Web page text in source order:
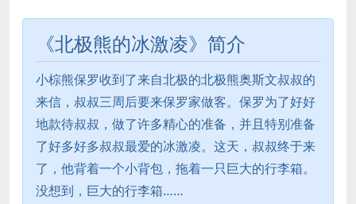
《北极熊的冰激凌》简介
小棕熊保罗收到了来自北极的北极熊奥斯文叔叔的
来信，叔叔三周后要来保罗家做客。保罗为了好好
地款待叔叔，做了许多精心的准备，并且特别准备
了好多好多叔叔最爱的冰激凌。这天，叔叔终于来
了，他背着一个小背包，拖着一只巨大的行李箱。
没想到，巨大的行李箱……